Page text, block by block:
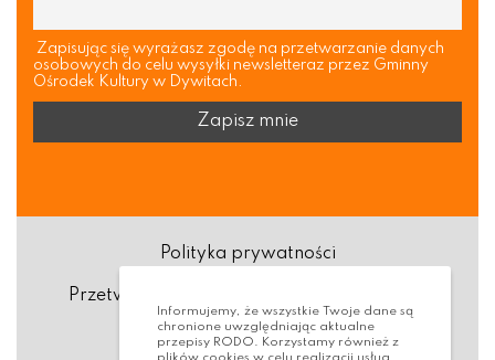
Zapisując się wyrażasz zgodę na przetwarzanie danych
osobowych do celu wysyłki newsletteraz przez Gminny
Ośrodek Kultury w Dywitach.
Polityka prywatności
Przetwarzanie danych osobowych (RODO)
Deklaracja dostępności
Informujemy, że wszystkie Twoje dane są
chronione uwzględniając aktualne
przepisy RODO. Korzystamy również z